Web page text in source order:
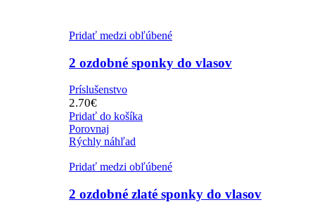
Pridať medzi obľúbené
2 ozdobné sponky do vlasov
Príslušenstvo
2.70€
Pridať do košíka
Porovnaj
Rýchly náhľad
Pridať medzi obľúbené
2 ozdobné zlaté sponky do vlasov